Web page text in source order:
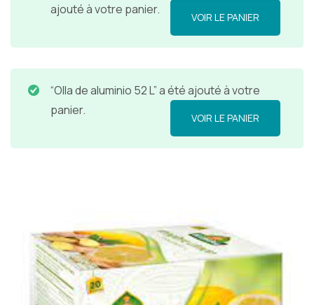
ajouté à votre panier.
VOIR LE PANIER
“Olla de aluminio 52 L” a été ajouté à votre
panier.
VOIR LE PANIER